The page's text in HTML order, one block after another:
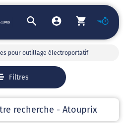
pour outillage électroportatif
Filtres
recherche - Atouprix